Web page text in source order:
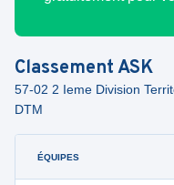
ClassementASK
57-02 2 Ieme Division
DTM
ÉQUIPES